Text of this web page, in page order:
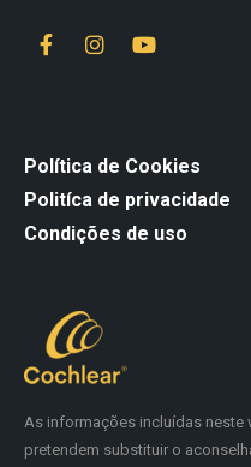
As informações incluídas neste
pretendem substituir o
Política de Cookies
Politíca de privacidade
Condições de uso